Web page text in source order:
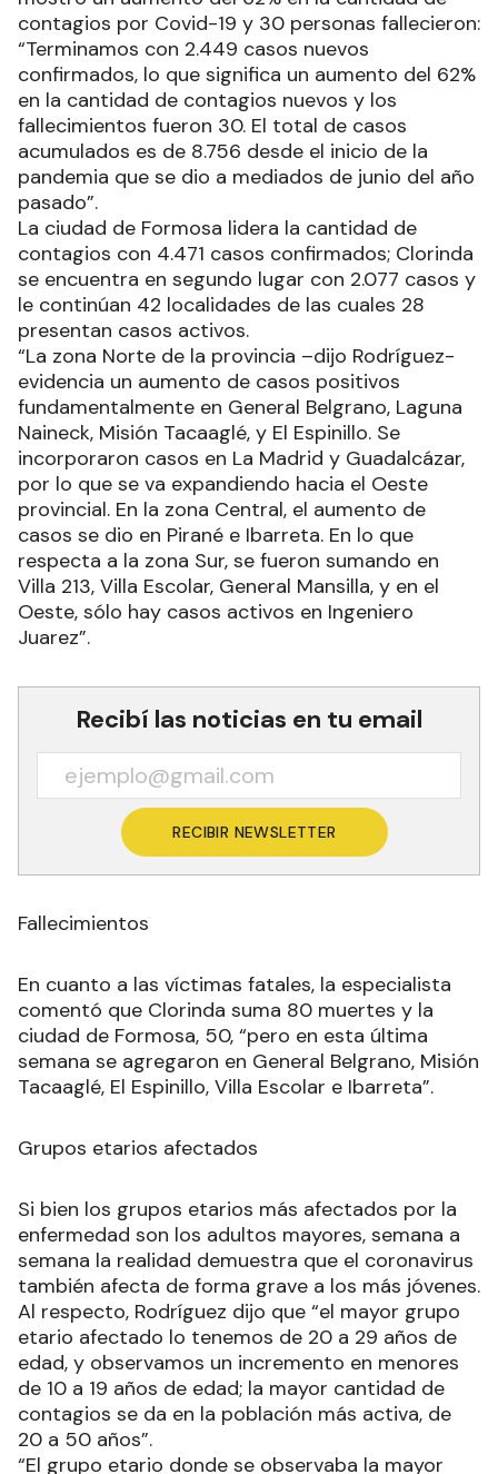
contagios por Covid-19 y 30 personas fallecieron:
“Terminamos con 2.449 casos nuevos
confirmados, lo que significa un aumento del 62%
en la cantidad de contagios nuevos y los
fallecimientos fueron 30. El total de casos
acumulados es de 8.756 desde el inicio de la
pandemia que se dio a mediados de junio del año
pasado”.
La ciudad de Formosa lidera la cantidad de
contagios con 4.471 casos confirmados; Clorinda
se encuentra en segundo lugar con 2.077 casos y
le continúan 42 localidades de las cuales 28
presentan casos activos.
“La zona Norte de la provincia –dijo Rodríguez-
evidencia un aumento de casos positivos
fundamentalmente en General Belgrano, Laguna
Naineck, Misión Tacaaglé, y El Espinillo. Se
incorporaron casos en La Madrid y Guadalcázar,
por lo que se va expandiendo hacia el Oeste
provincial. En la zona Central, el aumento de
casos se dio en Pirané e Ibarreta. En lo que
respecta a la zona Sur, se fueron sumando en
Villa 213, Villa Escolar, General Mansilla, y en el
Oeste, sólo hay casos activos en Ingeniero
Juarez”.
Recibí las noticias en tu email
RECIBIR NEWSLETTER
Fallecimientos
En cuanto a las víctimas fatales, la especialista
comentó que Clorinda suma 80 muertes y la
ciudad de Formosa, 50, “pero en esta última
semana se agregaron en General Belgrano, Misión
Tacaaglé, El Espinillo, Villa Escolar e Ibarreta”.
Grupos etarios afectados
Si bien los grupos etarios más afectados por la
enfermedad son los adultos mayores, semana a
semana la realidad demuestra que el coronavirus
también afecta de forma grave a los más jóvenes.
Al respecto, Rodríguez dijo que “el mayor grupo
etario afectado lo tenemos de 20 a 29 años de
edad, y observamos un incremento en menores
de 10 a 19 años de edad; la mayor cantidad de
contagios se da en la población más activa, de
20 a 50 años”.
“El grupo etario donde se observaba la mayor